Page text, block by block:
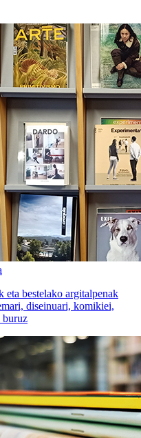
bestelako argitalpenak
diseinuari, komikiei,
buruz